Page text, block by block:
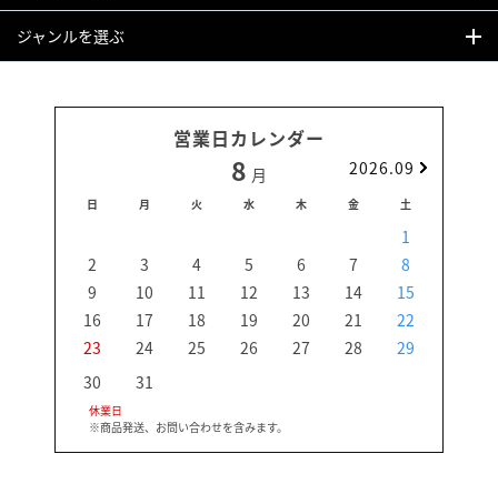
ジャンルを選ぶ
営業日カレンダー
8 月 2026.09
日 月 火 水 木 金 土
1
2
3 4 5 6 7
8
9
10 11 12 13 14
15
16
17 18 19 20 21
22
23
24 25 26 27 28
29
30
31
休業日
※商品発送、お問い合わせを含みます。